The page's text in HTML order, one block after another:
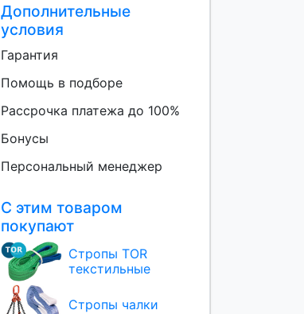
Дополнительные
условия
Гарантия
Помощь в подборе
Рассрочка платежа до 100%
Бонусы
Персональный менеджер
С этим товаром
покупают
Стропы TOR
текстильные
Стропы чалки